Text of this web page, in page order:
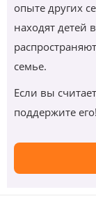
опыте других
находят детей
семье.
Если вы
поддержите его!